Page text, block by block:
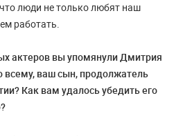
люди не только любят наш
работать.
актеров вы упомянули Дмитрия
всему, ваш сын, продолжатель
Как вам удалось убедить его